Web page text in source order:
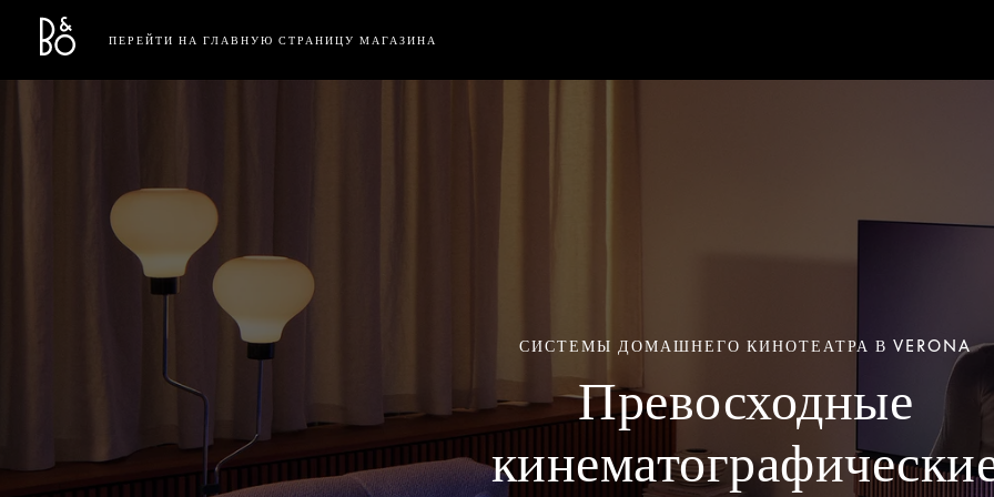
Bang & Olufsen - Exist to Create
Link Opens in New Tab
ПЕРЕЙТИ НА ГЛАВНУЮ СТРАНИЦУ МАГАЗИНА
СИСТЕМЫ ДОМАШНЕГО КИНОТЕАТРА В VERONA
Превосходные